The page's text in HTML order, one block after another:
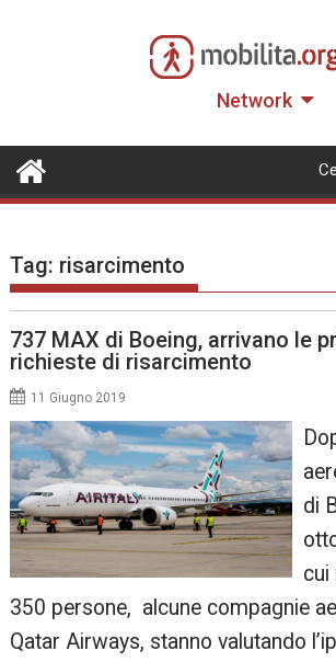
Network
Tag: risarcimento
737 MAX di Boeing, arrivano le
richieste di risarcimento
11 Giugno 2019
di
cui
350 persone, alcune compagnie
Qatar Airways, stanno valutando